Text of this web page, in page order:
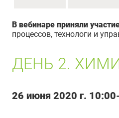
В вебинаре приняли
процессов, технологи и
ДЕНЬ 2.
26 июня 2020 г.